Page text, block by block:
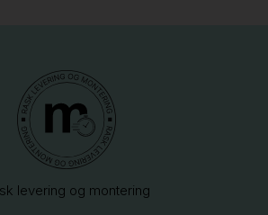
levering og montering